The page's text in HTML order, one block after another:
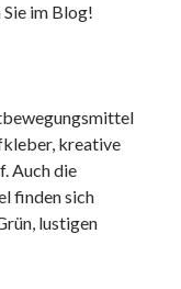
Sie im Blog!
kreative
Auch die
finden sich
lustigen